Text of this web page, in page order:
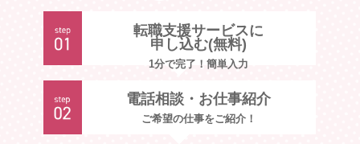
転職支援サービスに
申し込む(無料)
1分で完了！簡単入力
電話相談・お仕事紹介
ご希望の仕事をご紹介！